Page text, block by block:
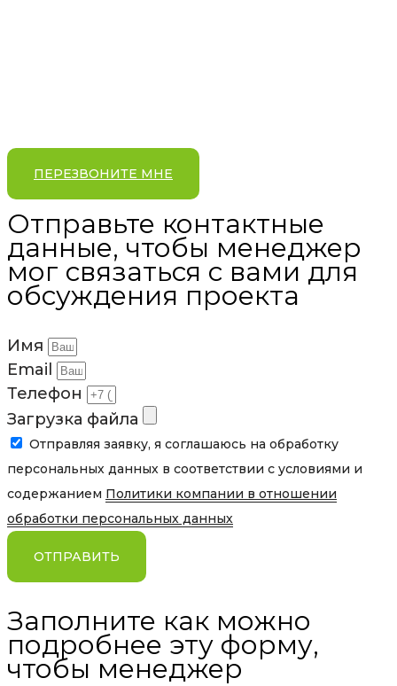
ПЕРЕЗВОНИТЕ МНЕ
Отправьте контактные
данные, чтобы менеджер
мог связаться с вами для
обсуждения проекта
Имя
Email
Телефон
Загрузка файла
Отправляя заявку, я соглашаюсь на обработку
персональных данных в соответствии с условиями и
содержанием Политики компании в отношении
обработки персональных данных
ОТПРАВИТЬ
Заполните как можно
подробнее эту форму,
чтобы менеджер